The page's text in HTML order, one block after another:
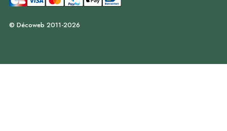
© Décoweb 2011-2026